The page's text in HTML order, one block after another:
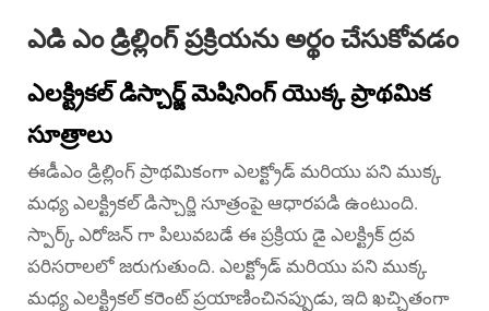
ఎడి ఎం డ్రిల్లింగ్ ప్రక్రియను అర్థం చేసుకోవడం
ఎలక్ట్రికల్ డిస్చార్జ్ మెషినింగ్ యొక్క ప్రాథమిక
సూత్రాలు
ఈడీఎం డ్రిల్లింగ్ ప్రాథమికంగా ఎలక్ట్రోడ్ మరియు పని ముక్క
మధ్య ఎలక్ట్రికల్ డిస్చార్జి సూత్రంపై ఆధారపడి ఉంటుంది.
స్పార్క్ ఎరోజన్ గా పిలువబడే ఈ ప్రక్రియ డై ఎలక్ట్రిక్ ద్రవ
పరిసరాలలో జరుగుతుంది. ఎలక్ట్రోడ్ మరియు పని ముక్క
మధ్య ఎలక్ట్రికల్ కరెంట్ ప్రయాణించినప్పుడు, ఇది ఖచ్చితంగా